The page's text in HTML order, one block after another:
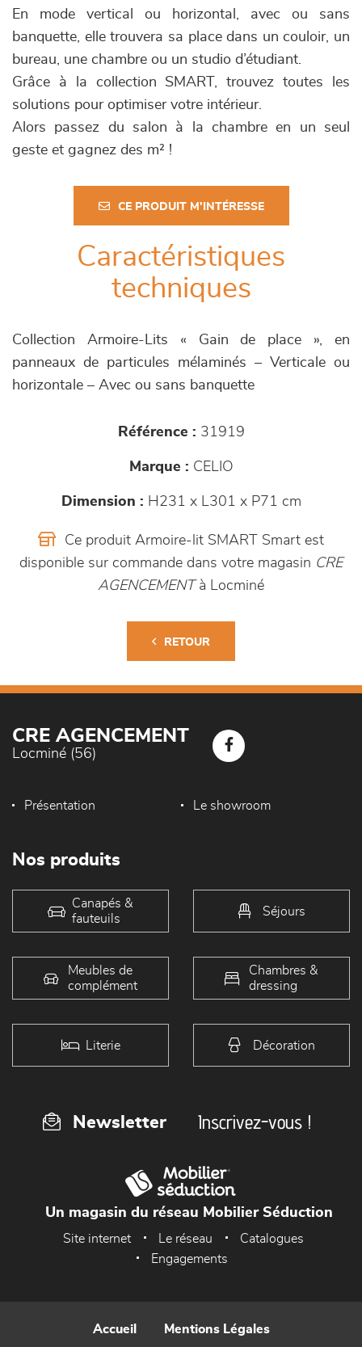
En mode vertical ou horizontal, avec ou sans
banquette, elle trouvera sa place dans un couloir, un
bureau, une chambre ou un studio d’étudiant.
Grâce à la collection SMART, trouvez toutes les
solutions pour optimiser votre intérieur.
Alors passez du salon à la chambre en un seul
geste et gagnez des m² !
CE PRODUIT M'INTÉRESSE
Caractéristiques
techniques
Collection Armoire-Lits « Gain de place », en
panneaux de particules mélaminés – Verticale ou
horizontale – Avec ou sans banquette
Référence : 31919
Marque : CELIO
Dimension : H231 x L301 x P71 cm
Ce produit Armoire-lit SMART Smart est
disponible sur commande dans votre magasin CRE
AGENCEMENTà Locminé
RETOUR
CRE AGENCEMENT
Locminé (56)
Présentation Le showroom
Nos produits
Canapés &
fauteuils
Séjours
Meubles de
complément
Chambres &
dressing
Literie Décoration
Newsletter Inscrivez-vous !
Un magasin du réseau Mobilier Séduction
Site internet Le réseau
Catalogues
Engagements
Accueil Mentions Légales